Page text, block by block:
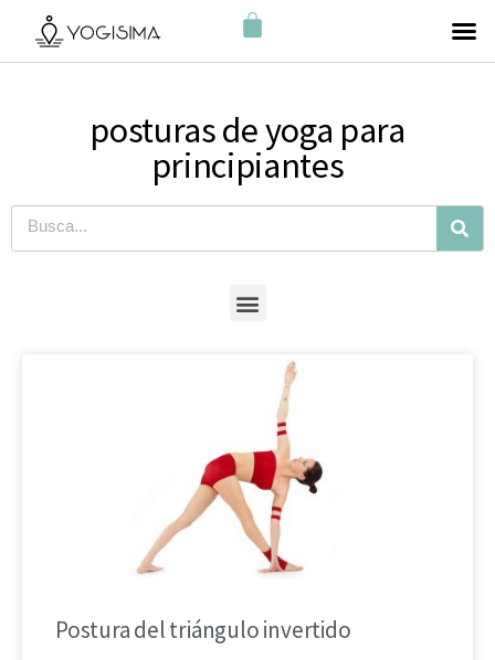
posturas de yoga para
principiantes
Postura del triángulo invertido